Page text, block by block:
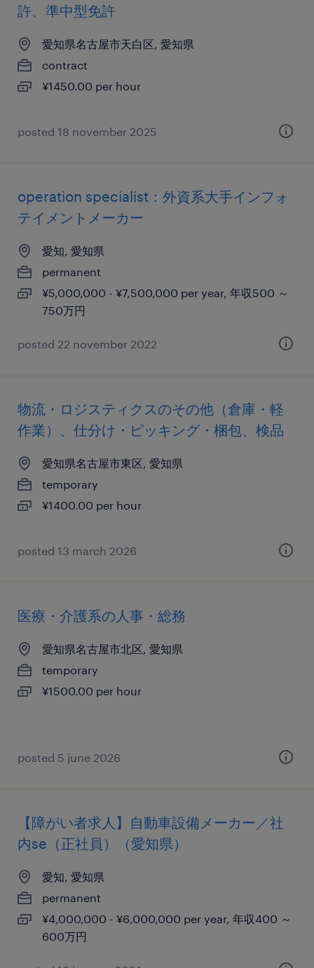
許、準中型免許
愛知県名古屋市天白区, 愛知県
contract
¥1450.00 per hour
posted 18 november 2025
operation specialist：外資系大手インフォ
テイメントメーカー
愛知, 愛知県
permanent
¥5,000,000 - ¥7,500,000 per year, 年収500 ～
750万円
posted 22 november 2022
物流・ロジスティクスのその他（倉庫・軽
作業）、仕分け・ピッキング・梱包、検品
愛知県名古屋市東区, 愛知県
temporary
¥1400.00 per hour
posted 13 march 2026
医療・介護系の人事・総務
愛知県名古屋市北区, 愛知県
temporary
¥1500.00 per hour
posted 5 june 2026
【障がい者求人】自動車設備メーカー／社
内se（正社員）（愛知県）
愛知, 愛知県
permanent
¥4,000,000 - ¥6,000,000 per year, 年収400 ～
600万円